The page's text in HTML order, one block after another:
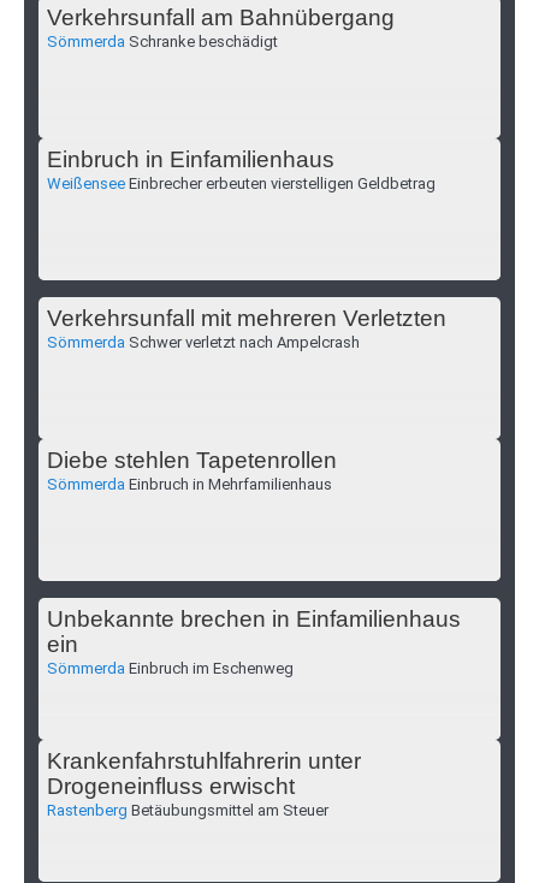
Verkehrsunfall am Bahnübergang
Sömmerda Schranke beschädigt
Einbruch in Einfamilienhaus
Weißensee Einbrecher erbeuten vierstelligen Geldbetrag
Verkehrsunfall mit mehreren Verletzten
Sömmerda Schwer verletzt nach Ampelcrash
Diebe stehlen Tapetenrollen
Sömmerda Einbruch in Mehrfamilienhaus
Unbekannte brechen in Einfamilienhaus
ein
Sömmerda Einbruch im Eschenweg
Krankenfahrstuhlfahrerin unter
Drogeneinfluss erwischt
Rastenberg Betäubungsmittel am Steuer